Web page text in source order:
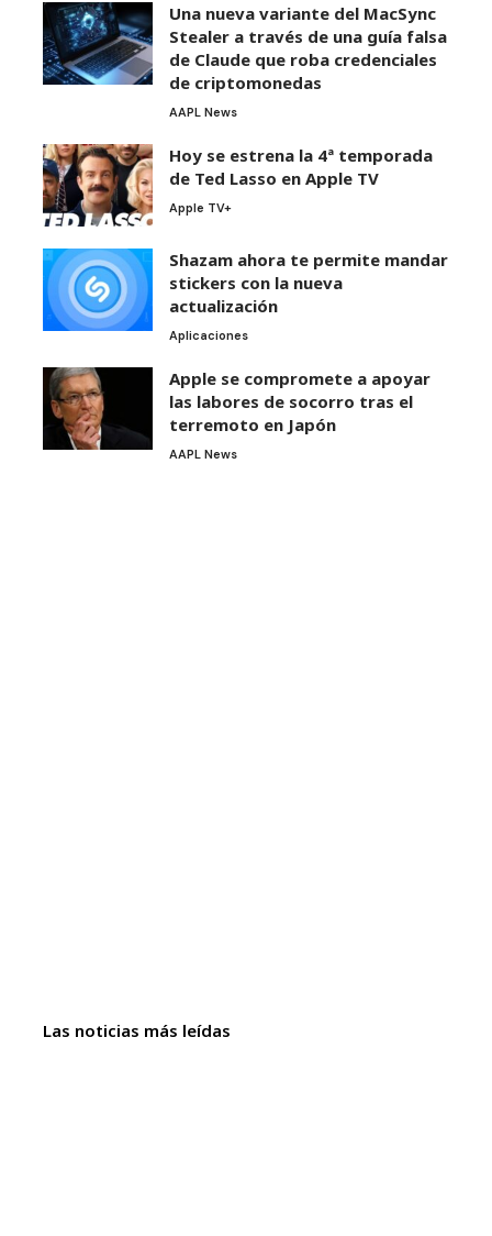
Una nueva variante del MacSync
Stealer a través de una guía falsa
de Claude que roba credenciales
de criptomonedas
AAPL News
Hoy se estrena la 4ª temporada
de Ted Lasso en Apple TV
Apple TV+
Shazam ahora te permite mandar
stickers con la nueva
actualización
Aplicaciones
Apple se compromete a apoyar
las labores de socorro tras el
terremoto en Japón
AAPL News
Las noticias más leídas